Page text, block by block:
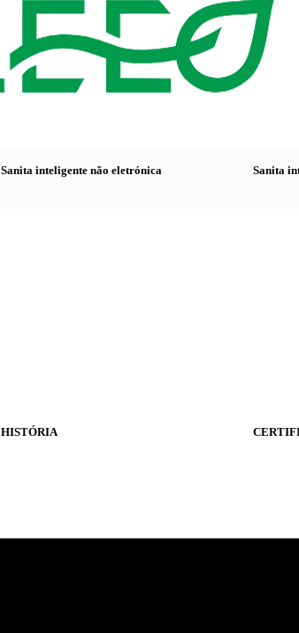
Sanita inteligente não eletrónica Sanita
HISTÓRIA